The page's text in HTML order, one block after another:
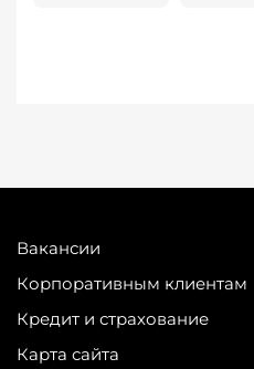
Вакансии
Корпоративным клиентам
Кредит и страхование
Карта сайта